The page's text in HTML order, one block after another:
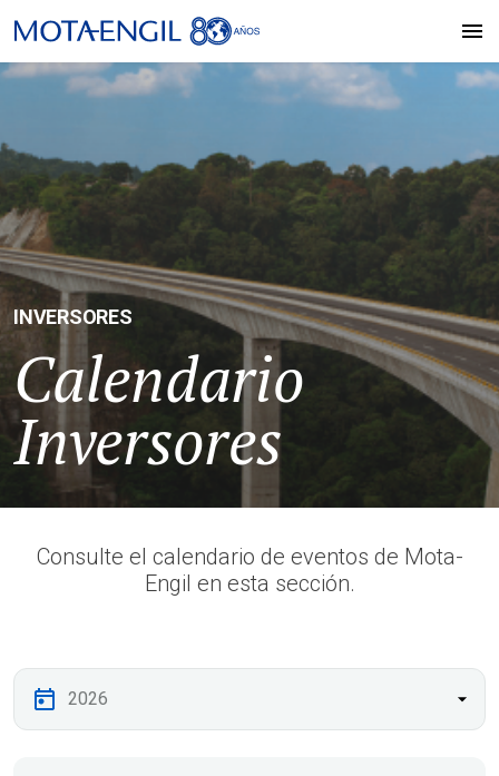
INVERSORES
Calendario
Inversores
Consulte el calendario de eventos de Mota-
Engil en esta sección.